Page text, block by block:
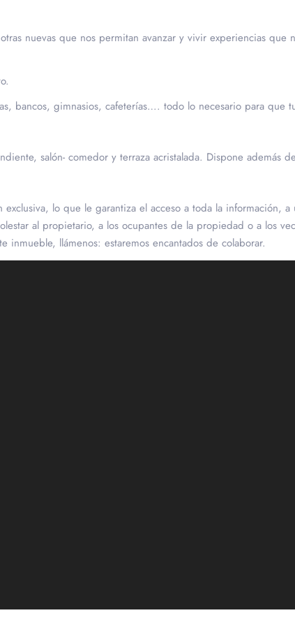
nuevas que nos permitan avanzar y vivir experiencias que
bancos, gimnasios, cafeterías…. todo lo necesario para que
salón- comedor y terraza acristalada. Dispone además
exclusiva, lo que le garantiza el acceso a toda la información,
al propietario, a los ocupantes de la propiedad o a los
llámenos: estaremos encantados de colaborar.